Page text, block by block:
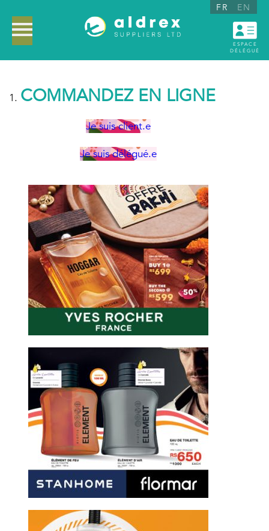
FR EN
ESPACE
DÉLÉGUÉ
COMMANDEZ EN LIGNE
Je suis client.e
Je suis délégué.e